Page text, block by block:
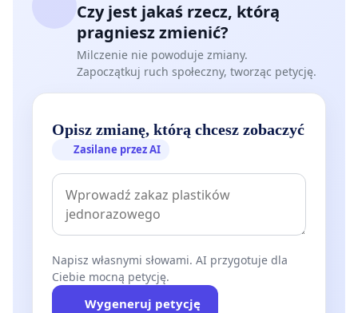
Czy jest jakaś rzecz, którą
pragniesz zmienić?
Milczenie nie powoduje zmiany.
Zapoczątkuj ruch społeczny, tworząc petycję.
Opisz zmianę, którą chcesz zobaczyć
Zasilane przez AI
Napisz własnymi słowami. AI przygotuje dla
Ciebie mocną petycję.
Wygeneruj petycję